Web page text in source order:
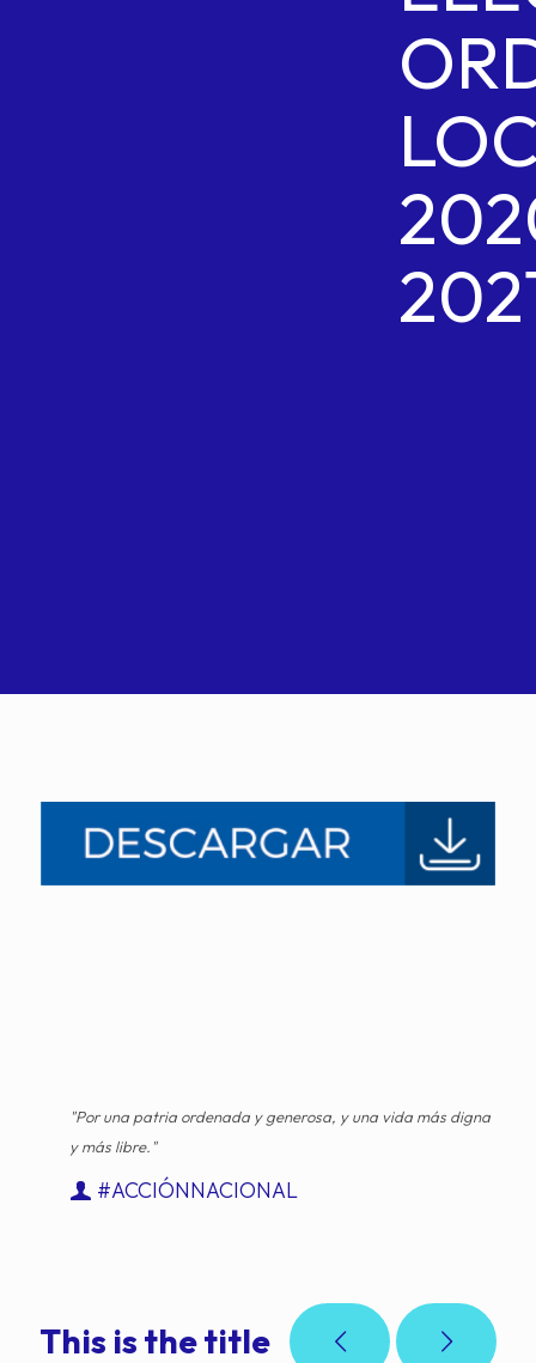
"Por una patria ordenada y generosa, y una vida más digna
y más libre."
#ACCIÓNNACIONAL
This is the title